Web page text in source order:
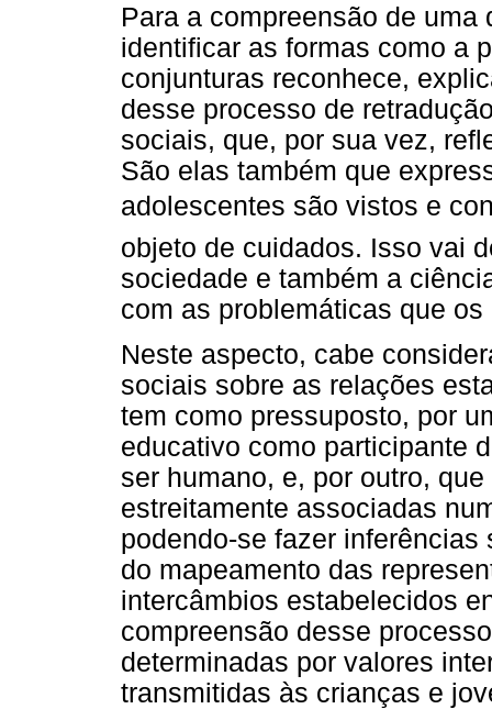
Para a compreensão de
identificar as formas como a
conjunturas reconhece,
desse processo de
sociais, que, por sua vez,
São elas também que
adolescentes são vistos e
objeto de cuidados. Isso vai
sociedade e também a
com as problemáticas que os
Neste aspecto, cabe
sociais sobre as relações
tem como pressuposto, por
educativo como participante
ser humano, e, por outro,
estreitamente associadas
podendo-se fazer
do mapeamento das
intercâmbios estabelecidos
compreensão desse
determinadas por valores
transmitidas às crianças e